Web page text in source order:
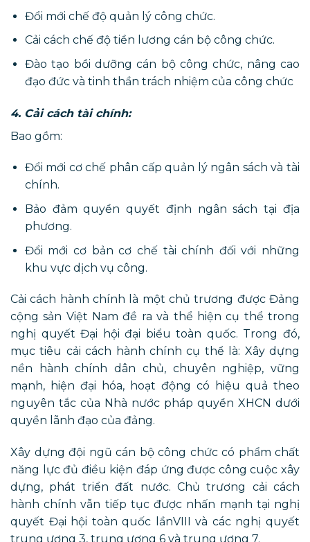
Đổi mới chế độ quản lý công chức.
Cải cách chế độ tiền lương cán bộ công chức.
Đào tạo bồi dưỡng cán bộ công chức, nâng cao
đạo đức và tinh thần trách nhiệm của công chức
4. Cải cách tài chính:
Bao gồm:
Đổi mới cơ chế phân cấp quản lý ngân sách và tài
chính.
Bảo đảm quyền quyết định ngân sách tại địa
phương.
Đổi mới cơ bản cơ chế tài chính đối với những
khu vực dịch vụ công.
Cải cách hành chính là một chủ trương được Đảng
cộng sản Việt Nam đề ra và thể hiện cụ thể trong
nghị quyết Đại hội đại biểu toàn quốc. Trong đó,
mục tiêu cải cách hành chính cụ thể là: Xây dựng
nền hành chính dân chủ, chuyên nghiệp, vững
mạnh, hiện đại hóa, hoạt động có hiệu quả theo
nguyên tắc của Nhà nước pháp quyền XHCN dưới
quyền lãnh đạo của đảng.
Xây dựng đội ngũ cán bộ công chức có phẩm chất
năng lực đủ điều kiện đáp ứng được công cuộc xây
dựng, phát triển đất nước. Chủ trương cải cách
hành chính vẫn tiếp tục được nhấn mạnh tại nghị
quyết Đại hội toàn quốc lầnVIII và các nghị quyết
trung ương 3, trung ương 6 và trung ương 7.